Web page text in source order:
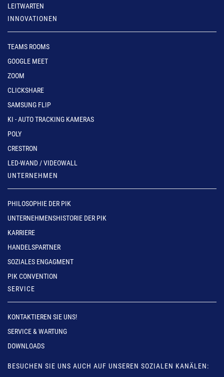
LEITWARTEN
INNOVATIONEN
TEAMS ROOMS
GOOGLE MEET
ZOOM
CLICKSHARE
SAMSUNG FLIP
KI - AUTO TRACKING KAMERAS
POLY
CRESTRON
LED-WAND / VIDEOWALL
UNTERNEHMEN
PHILOSOPHIE DER PIK
UNTERNEHMENSHISTORIE DER PIK
KARRIERE
HANDELSPARTNER
SOZIALES ENGAGMENT
PIK CONVENTION
SERVICE
KONTAKTIEREN SIE UNS!
SERVICE & WARTUNG
DOWNLOADS
BESUCHEN SIE UNS AUCH AUF UNSEREN SOZIALEN KANÄLEN: